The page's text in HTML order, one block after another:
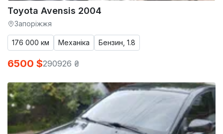
Toyota Avensis 2004
Запоріжжя
176 000 км Механіка Бензин, 1.8
6500 $290926 ₴